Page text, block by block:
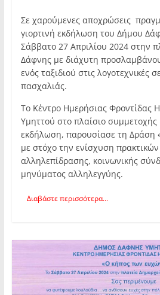
Σε χαρούμενες αποχρώσεις
γιορτινή εκδήλωση του Δήμου
Σάββατο 27 Απριλίου 2024 στην
Δάφνης με διάχυτη
ενός ταξιδιού στις λογοτεχνικές
πασχαλιάς.
Το Κέντρο Ημερήσιας Φροντίδας
Υμηττού στο πλαίσιο
εκδήλωση, παρουσίασε τη Δράση
με στόχο την ενίσχυση πρακτικών
αλληλεπίδρασης, κοινωνικής
μηνύματος αλληλεγγύης.
Διαβάστε περισσότερα...